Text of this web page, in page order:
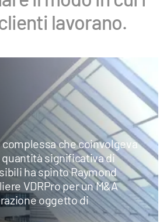
lavorano.
boutique con
adotta Intralinks AI
tempo e denaro
risorse dei team che si
verso un lavoro di